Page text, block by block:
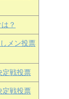
？
メン投票
定戦投票
定戦投票